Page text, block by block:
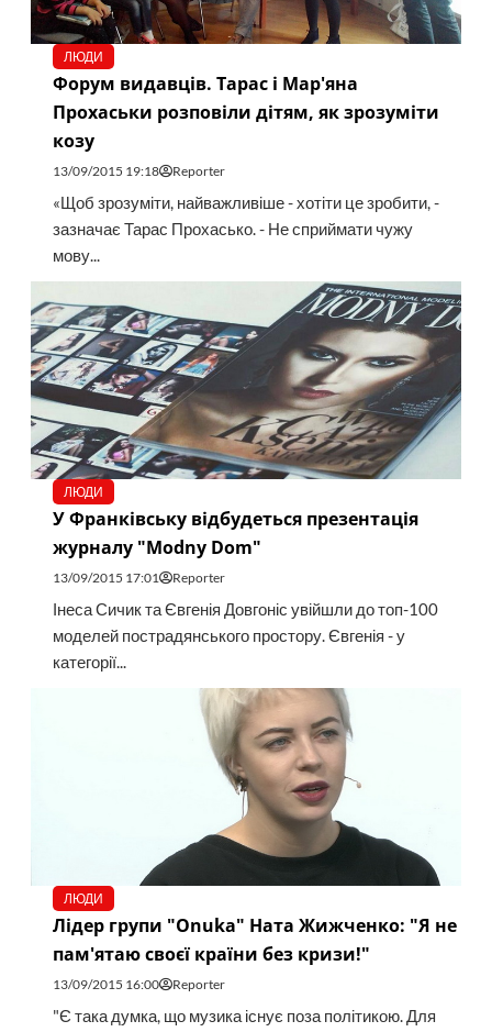
ЛЮДИ
Форум видавців. Тарас і Мар'яна
Прохаськи розповіли дітям, як зрозуміти
козу
13/09/2015 19:18 Reporter
«Щоб зрозуміти, найважливіше - хотіти це зробити, -
зазначає Тарас Прохасько. - Не сприймати чужу
мову...
ЛЮДИ
У Франківську відбудеться презентація
журналу "Modny Dom"
13/09/2015 17:01 Reporter
Інеса Сичик та Євгенія Довгоніс увійшли до топ-100
моделей пострадянського простору. Євгенія - у
категорії...
ЛЮДИ
Лідер групи "Onuka" Ната Жижченко: "Я не
пам'ятаю своєї країни без кризи!"
13/09/2015 16:00 Reporter
"Є така думка, що музика існує поза політикою. Для